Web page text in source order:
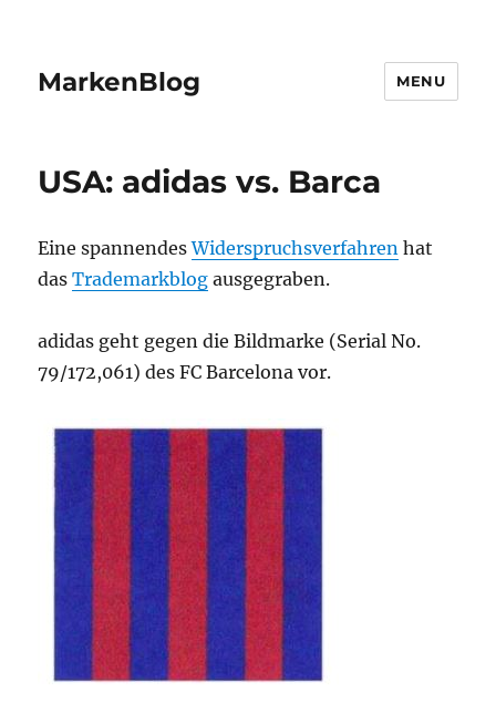
MarkenBlog MENU
USA: adidas vs. Barca
Eine spannendesWiderspruchsverfahren hat
dasTrademarkblog ausgegraben.
adidas geht gegen die Bildmarke (Serial No.
79/172,061) des FC Barcelona vor.